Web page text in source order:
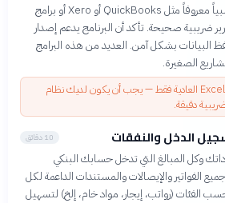
استخدم برنامجاً محاسبياً معروفاً مثل QuickBooks أو Xero أو برامج
ضريبية صحيحة. تأكد أن البرنامج يدعم إصدار
البيانات بشكل آمن. العديد من هذه البرامج
الصغيرة.
لا تستخدم جداول Excel العادية فقط — يجب أن يكون لديك نظام
دقيقة.
الدخل والنفقات 10 دقائق
وكل المبالغ التي تدخل حسابك البنكي
الفواتير والإيصالات والمستندات الداعمة لكل
الفئات (رواتب، إيجار، مواد خام، إلخ) لتسهيل